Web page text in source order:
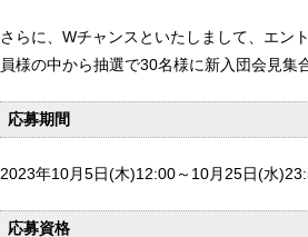
さらに、Wチャンスといたしまして、エン
員様の中から抽選で30名様に新入団会見集
応募期間
2023年10月5日(木)12:00～10月25日(水
応募資格